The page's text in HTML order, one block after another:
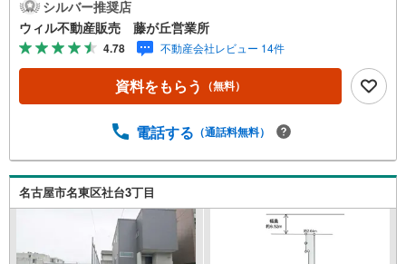
取引！定休日無！平日特典あり！住宅ローンもお任せ下さ
い！年間800組以上を担当する専門部署が、あなたの住宅ロ
ーンをお手伝い！リフォーム・リノベも併せて相談可能！
お子様連れのご家族も落ち着いてお話ができるよう、キッ
ズスペースを設置しています。【営業時間 10:00-19:00】
ます。ぜひお気軽にご連絡下さい！現地を見学される場合
日時をご記入いただけますとスムーズにご案内が可能で
す。
シルバー推奨店
ウィル不動産販売 藤が丘営業所
4.78 不動産会社レビュー 14件
資料をもらう （無料）
電話する （通話料無料）
名古屋市名東区社台3丁目